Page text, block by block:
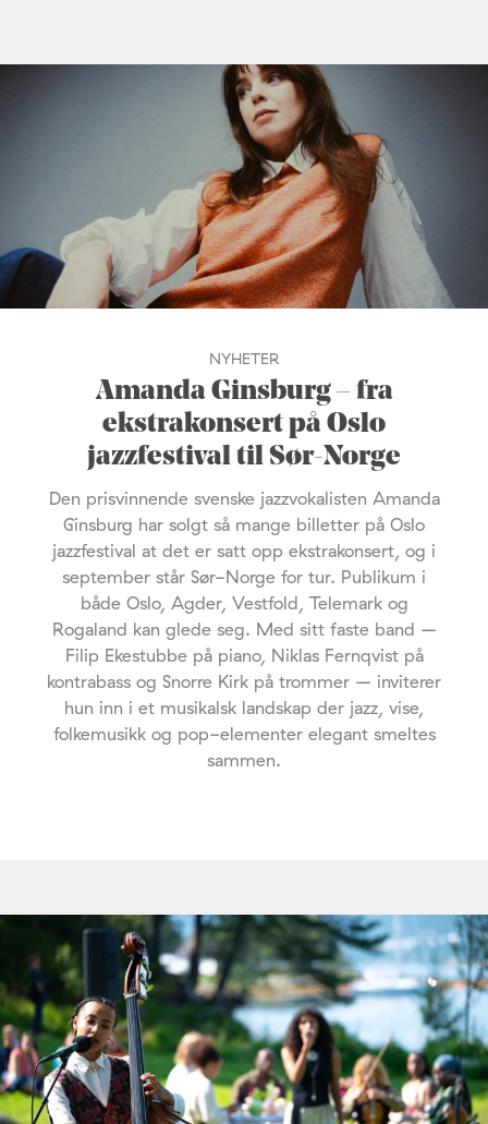
NYHETER
Amanda Ginsburg – fra
ekstrakonsert på Oslo
jazzfestival til Sør-Norge
Den prisvinnende svenske jazzvokalisten Amanda
Ginsburg har solgt så mange billetter på Oslo
jazzfestival at det er satt opp ekstrakonsert, og i
september står Sør-Norge for tur. Publikum i
både Oslo, Agder, Vestfold, Telemark og
Rogaland kan glede seg. Med sitt faste band –
Filip Ekestubbe på piano, Niklas Fernqvist på
kontrabass og Snorre Kirk på trommer – inviterer
hun inn i et musikalsk landskap der jazz, vise,
folkemusikk og pop-elementer elegant smeltes
sammen.